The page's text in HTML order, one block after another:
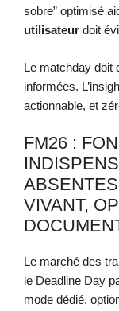
sobre” optimisé
utilisateur doit
Le matchday doit
informées.
actionnable, et
FM26 :
VIVANT,
Le marché des
le Deadline Day
mode dédié,